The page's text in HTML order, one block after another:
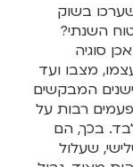
בשוק
השנתי?
סוגיה
מצבו ועד
המבקשים
רבות על
בכך, הם
שעלול